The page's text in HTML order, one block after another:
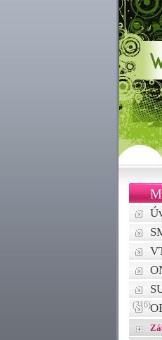
(316)